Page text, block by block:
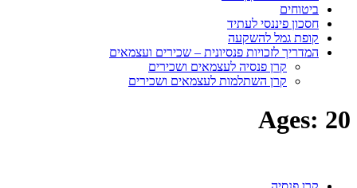
ביטוחים
חסכון פיננסי לעתיד
קופת גמל להשקעה
המדריך לזכויות פנסיונית – שכירים ועצמאים
קרן פנסיה לעצמאים ושכירים
קרן השתלמות לעצמאים ושכירים
Ages: 20